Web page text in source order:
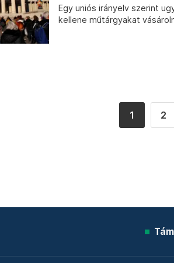
Egy uniós irányelv szerint
kellene műtárgyakat
1 2